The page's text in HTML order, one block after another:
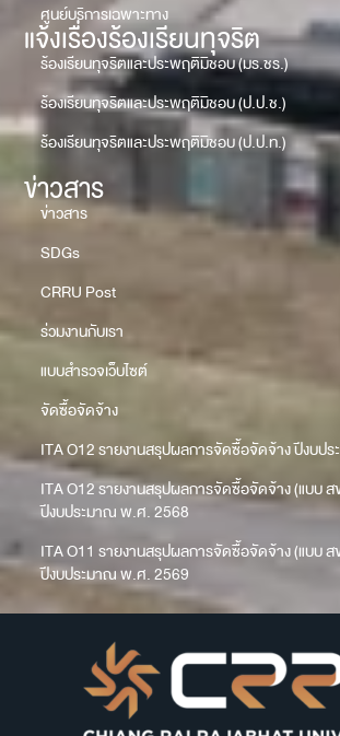
ศูนย์บริการเฉพาะทาง
แจ้งเรื่องร้องเรียนทุจริต
ร้องเรียนทุจริตและประพฤติมิชอบ (มร.ชร.)
ร้องเรียนทุจริตและประพฤติมิชอบ (ป.ป.ช.)
ร้องเรียนทุจริตและประพฤติมิชอบ (ป.ป.ท.)
ข่าวสาร
ข่าวสาร
SDGs
CRRU Post
ร่วมงานกับเรา
แบบสำรวจเว็บไซต์
จัดซื้อจัดจ้าง
ITA O12 รายงานสรุปผลการจัดซื้อจัดจ้าง ปีงบป
ITA O12 รายงานสรุปผลการจัดซื้อจัดจ้าง (แบบ ส
ปีงบประมาณ พ.ศ. 2568
ITA O11 รายงานสรุปผลการจัดซื้อจัดจ้าง (แบบ ส
ปีงบประมาณ พ.ศ. 2569